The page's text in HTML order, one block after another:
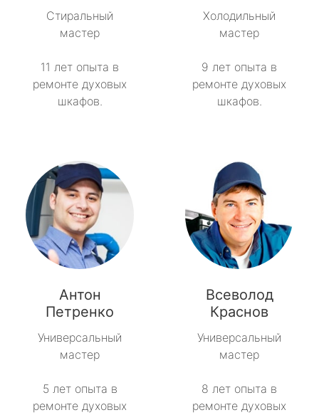
Стиральный
мастер
11 лет опыта в
ремонте духовых
шкафов.
Холодильный
мастер
9 лет опыта в
ремонте духовых
шкафов.
Антон
Петренко
Универсальный
мастер
5 лет опыта в
ремонте духовых
Всеволод
Краснов
Универсальный
мастер
8 лет опыта в
ремонте духовых